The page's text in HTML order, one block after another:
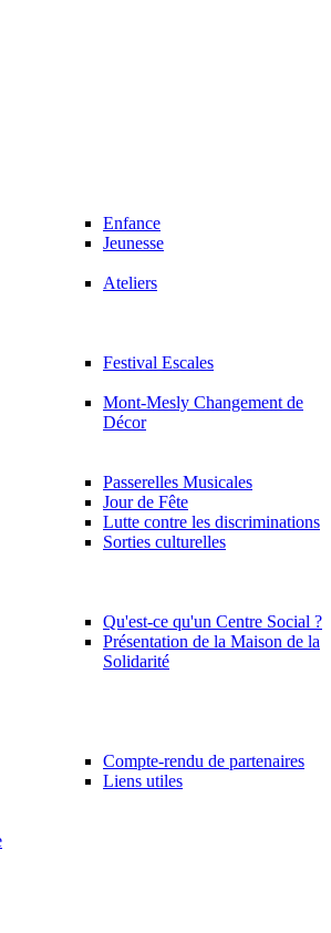
Enfance
Jeunesse
Ateliers
Festival Escales
Mont-Mesly Changement de
Décor
Passerelles Musicales
Jour de Fête
Lutte contre les discriminations
Sorties culturelles
Qu'est-ce qu'un Centre Social ?
Présentation de la Maison de la
Solidarité
Compte-rendu de partenaires
Liens utiles